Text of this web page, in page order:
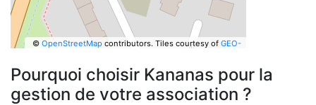
© OpenStreetMapcontributors. Tiles courtesy of GEO-
Pourquoi choisir Kananas pour la
gestion de votre association ?